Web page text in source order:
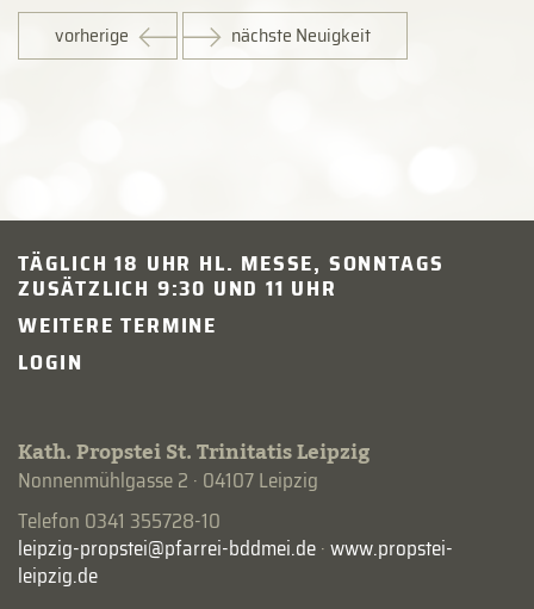
vorherige nächste Neuigkeit
TÄGLICH 18 UHR HL. MESSE, SONNTAGS
ZUSÄTZLICH 9:30 UND 11 UHR
WEITERE TERMINE
LOGIN
Kath. Propstei St. Trinitatis Leipzig
Nonnenmühlgasse 2 · 04107 Leipzig
Telefon 0341 355728-10
·www.propstei-
leipzig.de